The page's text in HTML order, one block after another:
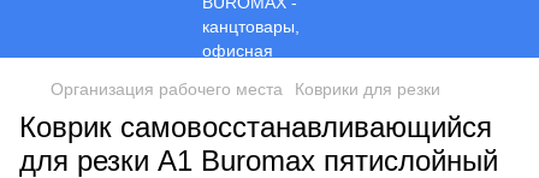
Организация рабочего места Коврики для резки
Коврик самовосстанавливающийся
для резки A1 Buromax пятислойный